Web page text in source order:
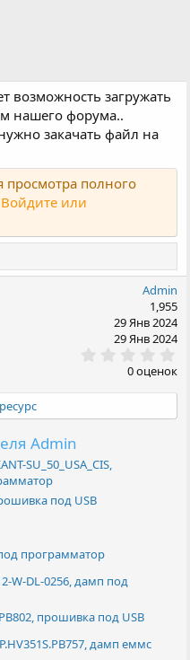
возможность загружать
нашего форума..
закачать файл на
просмотра полного
Войдите или
Admin
1,955
29 Янв 2024
29 Янв 2024
.
0
0
в
0 оценок
Admin
SU_50_USA_CIS,
под USB
программатор
W-DL-0256, дамп под
прошивка под USB
дамп еммс